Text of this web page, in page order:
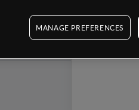
MANAGE PREFERENCES